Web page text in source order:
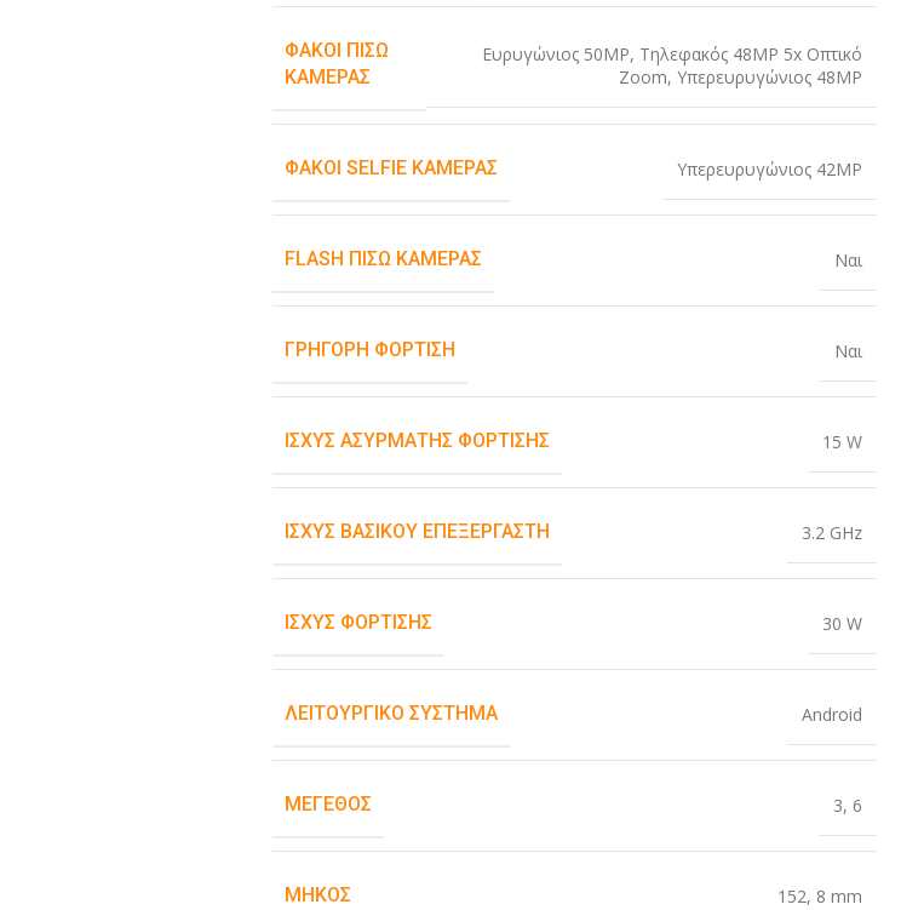
ΦΑΚΟΊ ΠΊΣΩ
ΚΆΜΕΡΑΣ
Ευρυγώνιος 50MP, Τηλεφακός 48MP 5x Οπτικό
Zoom, Υπερευρυγώνιος 48MP
ΦΑΚΟΊ SELFIE ΚΆΜΕΡΑΣ Υπερευρυγώνιος 42MP
FLASH ΠΊΣΩ ΚΆΜΕΡΑΣ Ναι
ΓΡΉΓΟΡΗ ΦΌΡΤΙΣΗ Ναι
ΙΣΧΎΣ ΑΣΎΡΜΑΤΗΣ ΦΌΡΤΙΣΗΣ 15 W
ΙΣΧΎΣ ΒΑΣΙΚΟΎ ΕΠΕΞΕΡΓΑΣΤΉ 3.2 GHz
ΙΣΧΎΣ ΦΌΡΤΙΣΗΣ 30 W
ΛΕΙΤΟΥΡΓΙΚΌ ΣΎΣΤΗΜΑ Android
ΜΈΓΕΘΟΣ 3, 6
ΜΉΚΟΣ 152, 8 mm